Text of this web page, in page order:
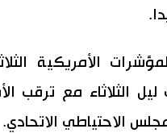
الأمريكية
الثلاثاء مع ترقب
الاحتياطي الاتحادي.